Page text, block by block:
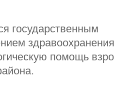
государственным
помощь